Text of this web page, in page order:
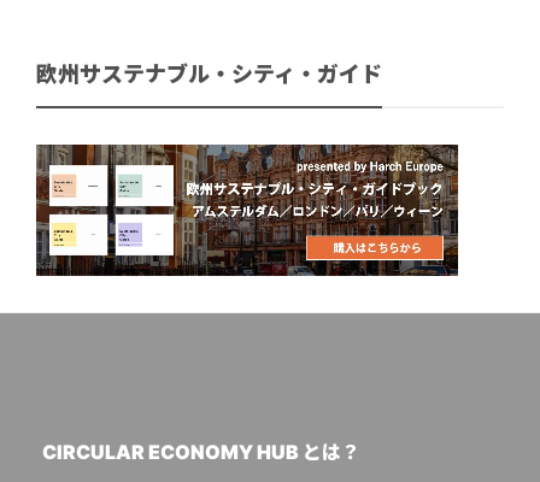
欧州サステナブル・シティ・ガイド
CIRCULAR ECONOMY HUB とは？